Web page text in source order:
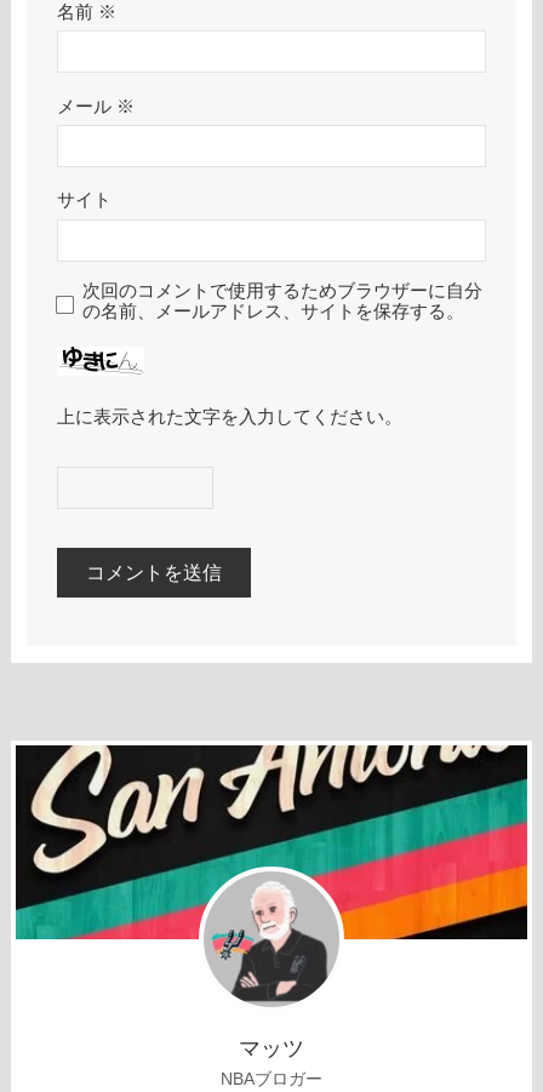
名前 ※
メール ※
サイト
次回のコメントで使用するためブラウザーに自分
の名前、メールアドレス、サイトを保存する。
上に表示された文字を入力してください。
マッツ
NBAブロガー